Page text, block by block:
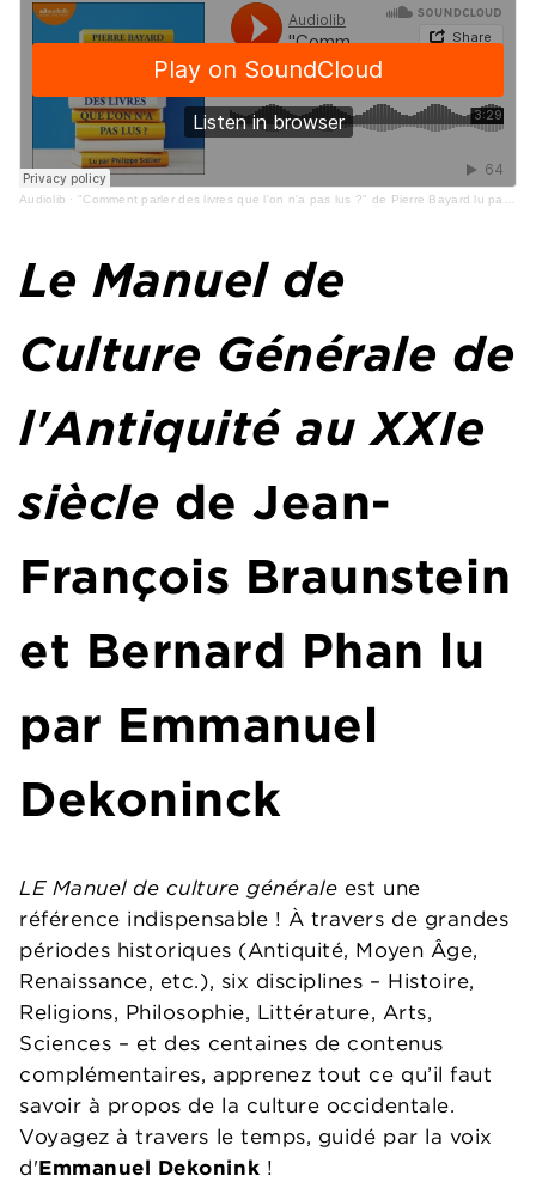
Audiolib · "Comment parler des livres que l'on n'a pas lus ?" de Pierre Bayard lu par Philippe Sollier
Le Manuel de
Culture Générale de
l'Antiquité au XXIe
siècle de Jean-
François Braunstein
et Bernard Phan lu
par Emmanuel
Dekoninck
LE Manuel de culture générale est une
référence indispensable ! À travers de grandes
périodes historiques (Antiquité, Moyen Âge,
Renaissance, etc.), six disciplines – Histoire,
Religions, Philosophie, Littérature, Arts,
Sciences – et des centaines de contenus
complémentaires, apprenez tout ce qu’il faut
savoir à propos de la culture occidentale.
Voyagez à travers le temps, guidé par la voix
d'Emmanuel Dekonink !